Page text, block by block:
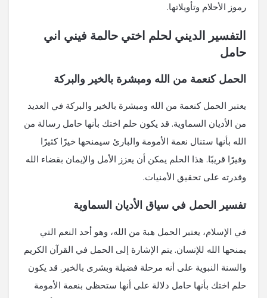
رموز الأحلام وتأويلاتها.
التفسير الديني لحلم اختي حالمة فيني اني
حامل
الحمل كنعمة من الله ومبشرة بالخير والبركة
يعتبر الحمل كنعمة من الله ومبشرة بالخير والبركة في العديد
من الأديان السماوية. قد يكون حلم اختك بأنها حامل رسالة من
الله بأنها ستنال نعمة الأمومة والبارئ سيمنحها خيرًا كثيرًا
وفيرًا قريبًا. هذا الحلم يمكن أن يعزز الأمل والإيمان بقضاء الله
وقدرته على تحقيق الأمنيات.
تفسير الحمل في سياق الأديان السماوية
في الإسلام، يعتبر الحمل هبة من الله، وهو أحد النعم التي
يمنحها الله للإنسان. يتم الإشارة إلى الحمل في القرآن الكريم
والسنة النبوية على أنه مرحلة فضيلة وبشرى بالخير. قد يكون
حلم اختك بأنها حامل دلالة على أنها ستحظى بنعمة الأمومة